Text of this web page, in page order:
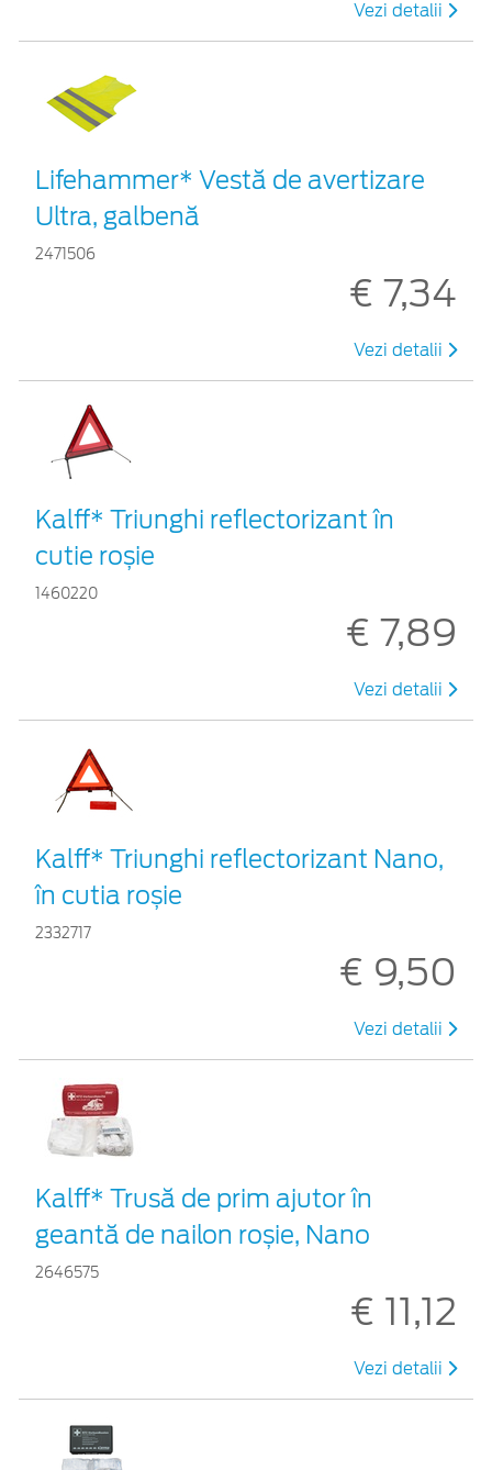
Vezi detalii
Lifehammer* Vestă de avertizare
Ultra, galbenă
2471506
€ 7,34
Vezi detalii
Kalff* Triunghi reflectorizant în
cutie roșie
1460220
€ 7,89
Vezi detalii
Kalff* Triunghi reflectorizant Nano,
în cutia roșie
2332717
€ 9,50
Vezi detalii
Kalff* Trusă de prim ajutor în
geantă de nailon roșie, Nano
2646575
€ 11,12
Vezi detalii